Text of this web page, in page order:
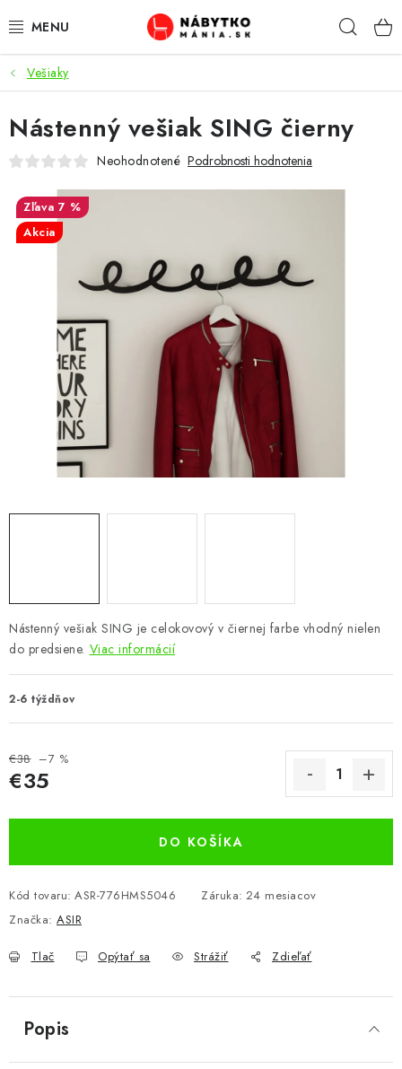
na
VÝPREDAJ
NOVINKY
OBÝVACIA IZBA
KUCHYŇA
PRACOVŇA / KANCELÁRIA
KÚPEĽŇA
DETSKÉ A ŠTUDENTSKÉ
Kontakty Podmienky ochrany osobných údajov
Registrace
Obchodné podmienky 2024
Vešiaky
Nástenný vešiak SING je celokovový v čiernej farbe vhodný nielen
do predsiene. Viac informácií
2-6 týždňov
€38 –7 %
€35
DO KOŠÍKA
Kód tovaru: ASR-776HMS5046 Záruka: 24 mesiacov
Značka: ASIR
Tlač Opýtať sa Strážiť Zdieľať
Nástenný vešiak SING čierny
Neohodnotené Podrobnosti hodnotenia
7 %
Akcia
Popis